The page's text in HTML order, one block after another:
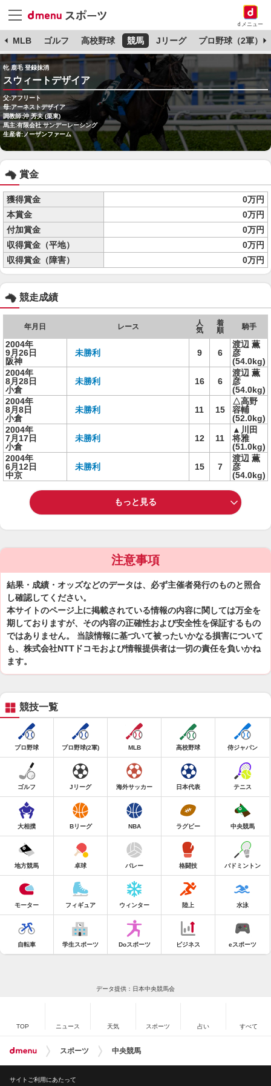
dメニュー
MLB ゴルフ 高校野球 競馬 Jリーグ プロ野球（2軍）
牝 鹿毛 登録抹消
スウィートデザイア
父:アフリート
母:アーネストデザイア
調教師:沖 芳夫 (栗東)
馬主:有限会社 サンデーレーシング
生産者:ノーザンファーム
賞金
獲得賞金
0万円
本賞金
0万円
付加賞金
0万円
収得賞金（平地）
0万円
収得賞金（障害）
0万円
競走成績
年月日 レース
人
気
着
順
騎手
2004年
9月26日
阪神
未勝利 9 6
渡辺 薫
彦
(54.0kg)
2004年
8月28日
小倉
未勝利 16 6
渡辺 薫
彦
(54.0kg)
2004年
8月8日
小倉
未勝利 11 15
△高野
容輔
(52.0kg)
2004年
7月17日
小倉
未勝利 12 11
▲川田
将雅
(51.0kg)
2004年
6月12日
中京
未勝利 15 7
渡辺 薫
彦
(54.0kg)
もっと見る
注意事項
結果・成績・オッズなどのデータは、必ず主催者発行のものと照合
し確認してください。
本サイトのページ上に掲載されている情報の内容に関しては万全を
期しておりますが、その内容の正確性および安全性を保証するもの
ではありません。 当該情報に基づいて被ったいかなる損害について
も、株式会社NTTドコモおよび情報提供者は一切の責任を負いかね
ます。
競技一覧
プロ野球 プロ野球(2軍) MLB 高校野球 侍ジャパン
ゴルフ Jリーグ 海外サッカー 日本代表 テニス
大相撲 Bリーグ NBA ラグビー 中央競馬
地方競馬 卓球 バレー 格闘技 バドミントン
モーター フィギュア ウィンター 陸上 水泳
自転車 学生スポーツ Doスポーツ ビジネス eスポーツ
データ提供：日本中央競馬会
TOP ニュース 天気 スポーツ 占い すべて
スポーツ 中央競馬
サイトご利用にあたって